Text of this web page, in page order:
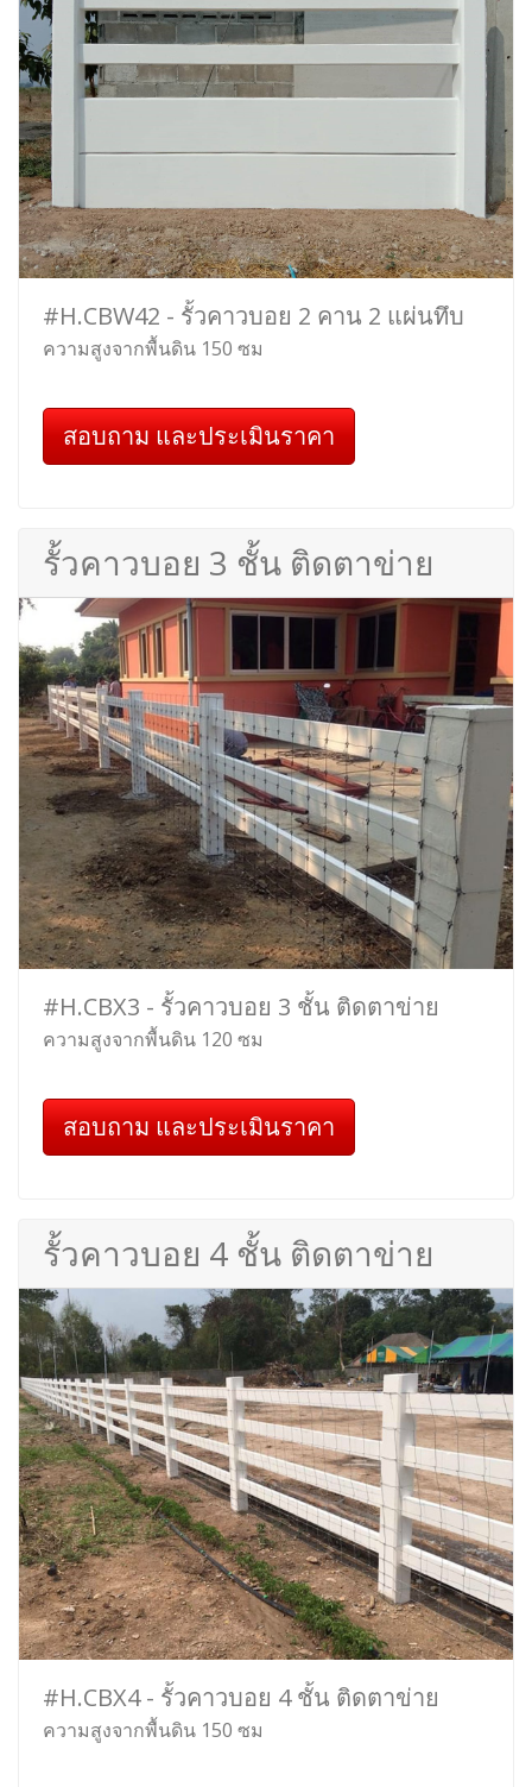
#H.CBW42 - รั้วคาวบอย 2 คาน 2 แผ่นทึบ
ความสูงจากพื้นดิน 150 ซม
สอบถาม และประเมินราคา
รั้วคาวบอย 3 ชั้น ติดตาข่าย
#H.CBX3 - รั้วคาวบอย 3 ชั้น ติดตาข่าย
ความสูงจากพื้นดิน 120 ซม
สอบถาม และประเมินราคา
รั้วคาวบอย 4 ชั้น ติดตาข่าย
#H.CBX4 - รั้วคาวบอย 4 ชั้น ติดตาข่าย
ความสูงจากพื้นดิน 150 ซม